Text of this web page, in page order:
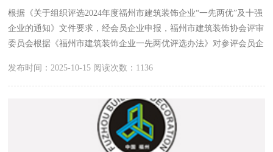
根据《关于组织评选2024年度福州市建筑装饰企业“一先两优”及十强
企业的通知》文件要求，经会员企业申报，福州市建筑装饰协会评审
委员会根据《福州市建筑装饰企业一先两优评选办法》对参评会员企
秀项目经理评审结果予以公示。
发布时间：2025-10-15 阅读次数：1136